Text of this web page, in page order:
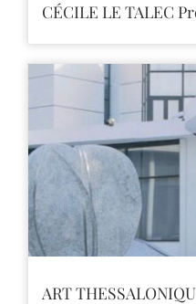
CÉCILE LE TALEC
ART